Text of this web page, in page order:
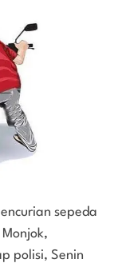
sepeda
polisi, Senin